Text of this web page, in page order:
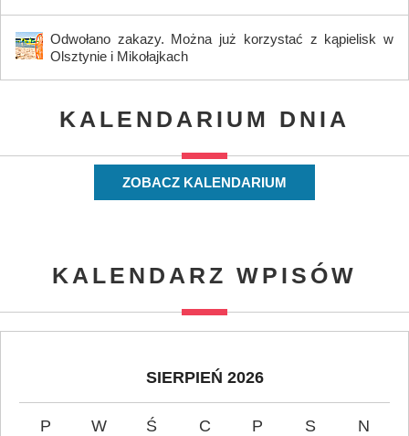
Odwołano zakazy. Można już korzystać z kąpielisk w
Olsztynie i Mikołajkach
KALENDARIUM DNIA
ZOBACZ KALENDARIUM
KALENDARZ WPISÓW
SIERPIEŃ 2026
P W Ś C P S
N